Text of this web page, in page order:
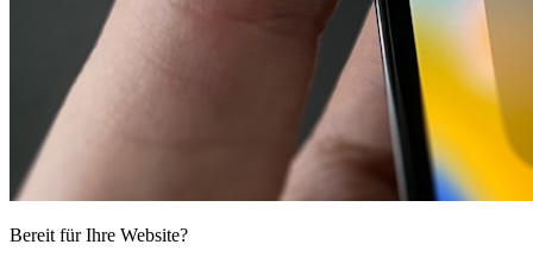
Bereit für Ihre Website?